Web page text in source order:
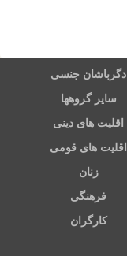
دگرباشان جنسی
سایر گروهها
اقلیت های دینی
اقلیت های قومی
زنان
فرهنگی
کارگران